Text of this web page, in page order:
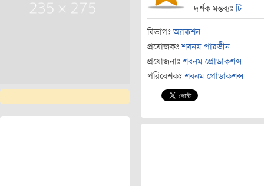
দর্শক মন্তব্যঃটি
বিভাগঃ অ্যাকশন
প্রযোজকঃ শবনম পারভীন
প্রযোজনাঃ শবনম প্রোডাকশন্স
পরিবেশকঃ শবনম প্রোডাকশন্স